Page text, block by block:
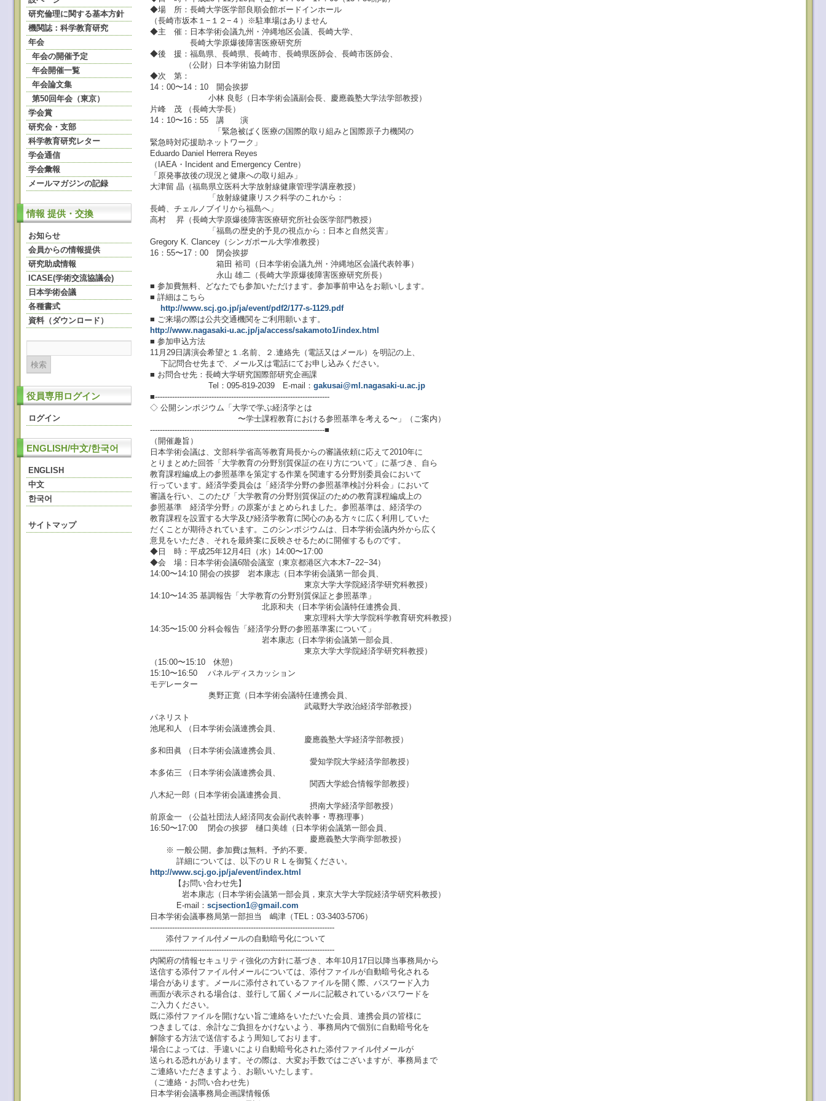
研究倫理に関する基本方針
機関誌：科学教育研究
年会
年会の開催予定
年会開催一覧
年会論文集
第50回年会（東京）
学会賞
研究会・支部
科学教育研究レター
学会通信
学会彙報
メールマガジンの記録
情報 提供・交換
お知らせ
会員からの情報提供
研究助成情報
ICASE(学術交流協議会)
日本学術会議
各種書式
資料（ダウンロード）
役員専用ログイン
ログイン
ENGLISH/中文/한국어
ENGLISH
中文
한국어
サイトマップ
◆場 所：長崎大学医学部良順会館ボードインホール
（長崎市坂本１−１２−４）※駐車場はありません
◆主 催：日本学術会議九州・沖縄地区会議、長崎大学、
長崎大学原爆後障害医療研究所
◆後 援：福島県、長崎県、長崎市、長崎県医師会、長崎市医師会、
（公財）日本学術協力財団
◆次 第：
14：00〜14：10 開会挨拶
小林 良彰（日本学術会議副会長、慶應義塾大学法学部教授）
片峰 茂 （長崎大学長）
14：10〜16：55 講 演
「緊急被ばく医療の国際的取り組みと国際原子力機関の
緊急時対応援助ネットワーク」
Eduardo Daniel Herrera Reyes
（IAEA・Incident and Emergency Centre）
「原発事故後の現況と健康への取り組み」
大津留 晶（福島県立医科大学放射線健康管理学講座教授）
「放射線健康リスク科学のこれから：
長崎、チェルノブイリから福島へ」
高村 昇（長崎大学原爆後障害医療研究所社会医学部門教授）
「福島の歴史的予見の視点から：日本と自然災害」
Gregory K. Clancey（シンガポール大学准教授）
16：55〜17：00 閉会挨拶
箱田 裕司（日本学術会議九州・沖縄地区会議代表幹事）
永山 雄二（長崎大学原爆後障害医療研究所長）
■ 参加費無料、どなたでも参加いただけます。参加事前申込をお願いします。
■ 詳細はこちら
http://www.scj.go.jp/ja/event/pdf2/177-s-1129.pdf
■ ご来場の際は公共交通機関をご利用願います。
http://www.nagasaki-u.ac.jp/ja/access/sakamoto1/index.html
■ 参加申込方法
11月29日講演会希望と１.名前、２.連絡先（電話又はメール）を明記の上、
下記問合せ先まで、メール又は電話にてお申し込みください。
■ お問合せ先：長崎大学研究国際部研究企画課
Tel：095-819-2039 E-mail：gakusai@ml.nagasaki-u.ac.jp
■-----------------------------------------------------------------------
◇ 公開シンポジウム「大学で学ぶ経済学とは
〜学士課程教育における参照基準を考える〜」（ご案内）
-----------------------------------------------------------------------■
（開催趣旨）
日本学術会議は、文部科学省高等教育局長からの審議依頼に応えて2010年に
とりまとめた回答「大学教育の分野別質保証の在り方について」に基づき、自ら
教育課程編成上の参照基準を策定する作業を関連する分野別委員会において
行っています。経済学委員会は「経済学分野の参照基準検討分科会」において
審議を行い、このたび「大学教育の分野別質保証のための教育課程編成上の
参照基準 経済学分野」の原案がまとめられました。参照基準は、経済学の
教育課程を設置する大学及び経済学教育に関心のある方々に広く利用していた
だくことが期待されています。このシンポジウムは、日本学術会議内外から広く
意見をいただき、それを最終案に反映させるために開催するものです。
◆日 時：平成25年12月4日（水）14:00〜17:00
◆会 場：日本学術会議6階会議室（東京都港区六本木7−22−34）
14:00〜14:10 開会の挨拶 岩本康志（日本学術会議第一部会員、
東京大学大学院経済学研究科教授）
14:10〜14:35 基調報告「大学教育の分野別質保証と参照基準」
北原和夫（日本学術会議特任連携会員、
東京理科大学大学院科学教育研究科教授）
14:35〜15:00 分科会報告「経済学分野の参照基準案について」
岩本康志（日本学術会議第一部会員、
東京大学大学院経済学研究科教授）
（15:00〜15:10 休憩）
15:10〜16:50 パネルディスカッション
モデレーター
奥野正寛（日本学術会議特任連携会員、
武蔵野大学政治経済学部教授）
パネリスト
池尾和人 （日本学術会議連携会員、
慶應義塾大学経済学部教授）
多和田眞 （日本学術会議連携会員、
愛知学院大学経済学部教授）
本多佑三 （日本学術会議連携会員、
関西大学総合情報学部教授）
八木紀一郎（日本学術会議連携会員、
摂南大学経済学部教授）
前原金一 （公益社団法人経済同友会副代表幹事・専務理事）
16:50〜17:00 閉会の挨拶 樋口美雄（日本学術会議第一部会員、
慶應義塾大学商学部教授）
※ 一般公開。参加費は無料。予約不要。
詳細については、以下のＵＲＬを御覧ください。
http://www.scj.go.jp/ja/event/index.html
【お問い合わせ先】
岩本康志（日本学術会議第一部会員，東京大学大学院経済学研究科教授）
E-mail：scjsection1@gmail.com
日本学術会議事務局第一部担当 嶋津（TEL：03-3403-5706）
---------------------------------------------------------------------------
添付ファイル付メールの自動暗号化について
---------------------------------------------------------------------------
内閣府の情報セキュリティ強化の方針に基づき、本年10月17日以降当事務局から
送信する添付ファイル付メールについては、添付ファイルが自動暗号化される
場合があります。メールに添付されているファイルを開く際、パスワード入力
画面が表示される場合は、並行して届くメールに記載されているパスワードを
ご入力ください。
既に添付ファイルを開けない旨ご連絡をいただいた会員、連携会員の皆様に
つきましては、余計なご負担をかけないよう、事務局内で個別に自動暗号化を
解除する方法で送信するよう周知しております。
場合によっては、手違いにより自動暗号化された添付ファイル付メールが
送られる恐れがあります。その際は、大変お手数ではございますが、事務局まで
ご連絡いただきますよう、お願いいたします。
（ご連絡・お問い合わせ先）
日本学術会議事務局企画課情報係